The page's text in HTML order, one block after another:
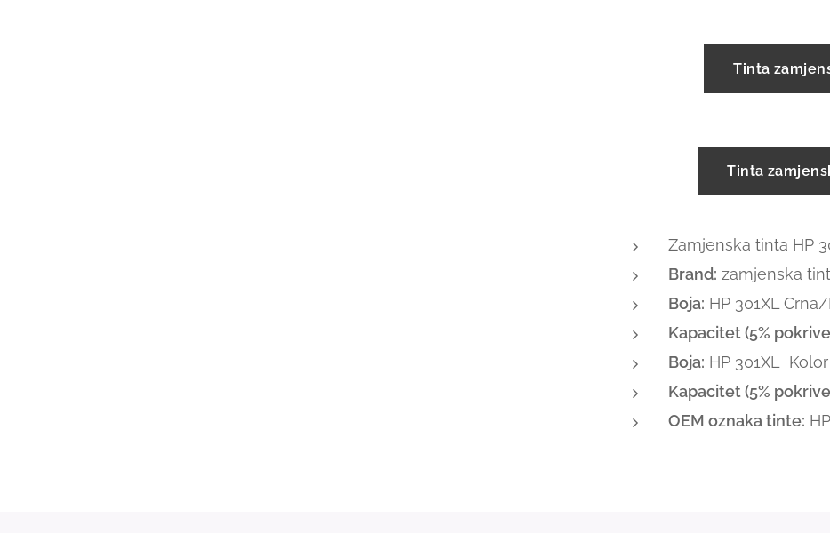
Tinta
Tinta
Zamjenska tinta HP
Brand: zamjenska
Boja: HP 301XL
Kapacitet (5%
Boja: HP 301XL
Kapacitet (5%
OEM oznaka tinte: